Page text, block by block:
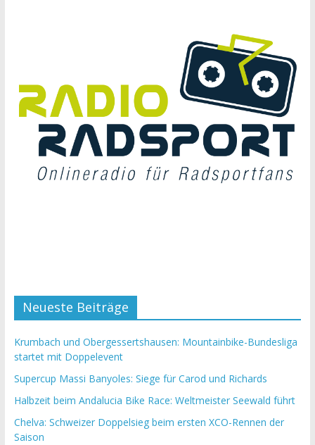
Neueste Beiträge
Krumbach und Obergessertshausen: Mountainbike-Bundesliga
startet mit Doppelevent
Supercup Massi Banyoles: Siege für Carod und Richards
Halbzeit beim Andalucia Bike Race: Weltmeister Seewald führt
Chelva: Schweizer Doppelsieg beim ersten XCO-Rennen der
Saison